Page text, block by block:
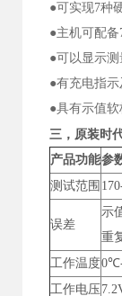
●可实现7种
●主机可配
●可以显示
●有充电指示
●具有示值软
三， 原装时
产品功能参
测试范围
误差
示
重
工作温度
工作电压